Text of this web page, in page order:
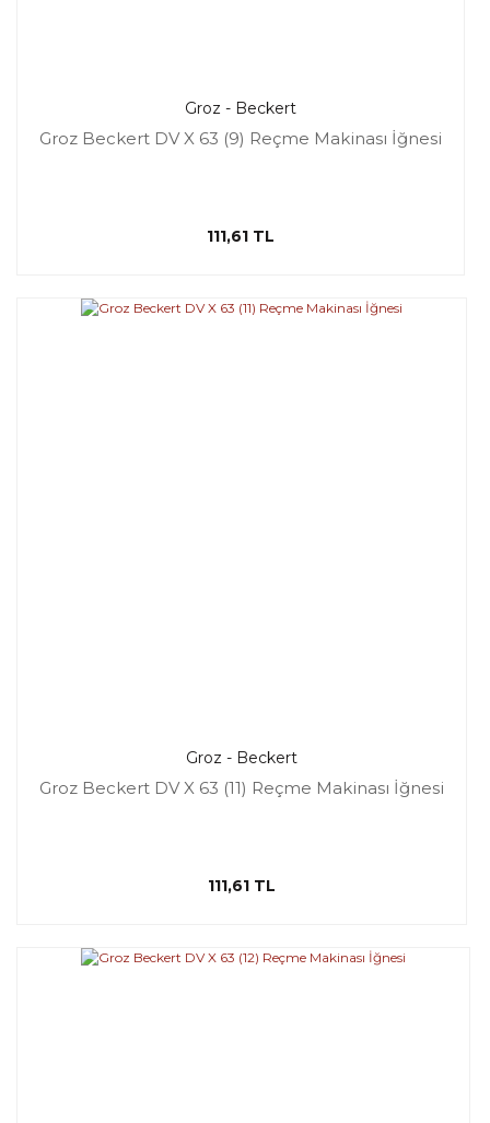
Groz - Beckert
Groz Beckert DV X 63 (9) Reçme Makinası İğnesi
111,61 TL
Groz - Beckert
Groz Beckert DV X 63 (11) Reçme Makinası İğnesi
111,61 TL